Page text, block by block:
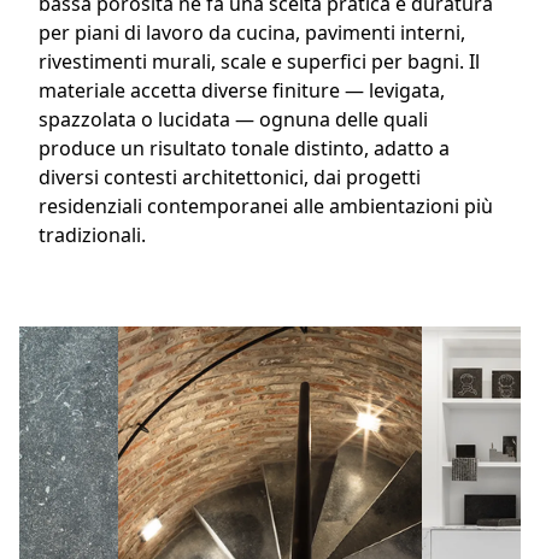
per piani di lavoro da cucina, pavimenti interni,
rivestimenti murali, scale e superfici per bagni. Il
materiale accetta diverse finiture — levigata,
spazzolata o lucidata — ognuna delle quali
produce un risultato tonale distinto, adatto a
diversi contesti architettonici, dai progetti
residenziali contemporanei alle ambientazioni più
tradizionali.